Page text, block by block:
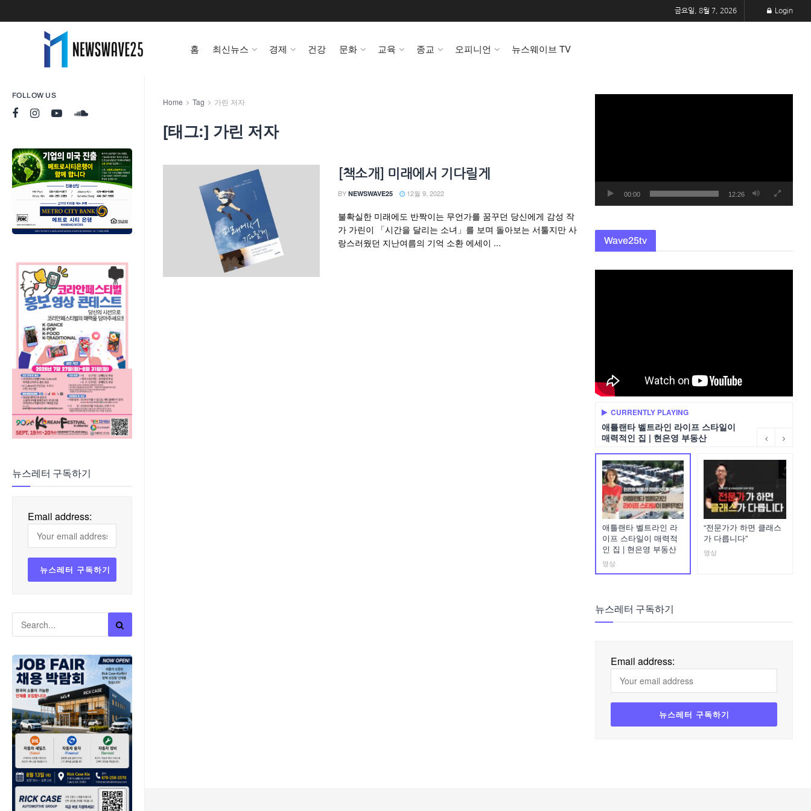
FOLLOW US
뉴스레터 구독하기
Email address:
금요일, 8월 7, 2026 Login
홈 최신뉴스 경제 건강 문화 교육 종교 오피니언 뉴스웨이브 TV
Home Tag 가린 저자
[태그:] 가린 저자
[책소개] 미래에서 기다릴게
BY NEWSWAVE25 12월 9, 2022
불확실한 미래에도 반짝이는 무언가를 꿈꾸던 당신에게 감성 작
가 가린이 「시간을 달리는 소녀」를 보며 돌아보는 서툴지만 사
랑스러웠던 지난여름의 기억 소환 에세이 ...
00:00 12:26
Wave25tv
CURRENTLY PLAYING
애틀랜타 벨트라인 라이프 스타일이
매력적인 집 | 현은영 부동산
애틀랜타 벨트라인 라
이프 스타일이 매력적
인 집 | 현은영 부동산
영상
“전문가가 하면 클래스
가 다릅니다”
영상
뉴스레터 구독하기
Email address: